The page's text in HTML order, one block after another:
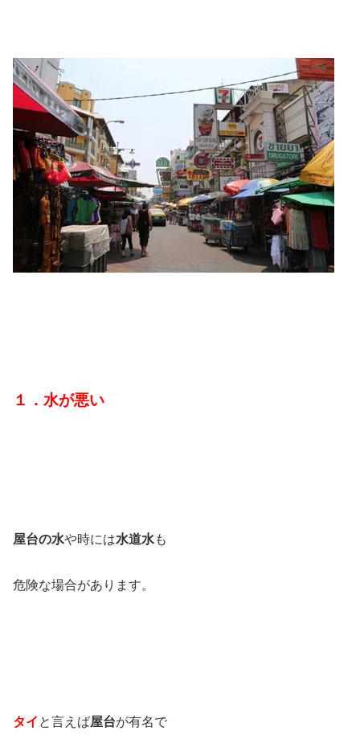
１．水が悪い
屋台の水や時には水道水も
危険な場合があります。
タイ と言えば屋台が有名で